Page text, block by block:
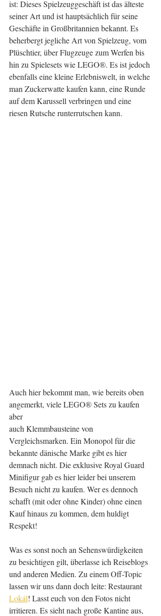
ist: Dieses Spielzeuggeschäft ist das älteste
seiner Art und ist hauptsächlich für seine
Geschäfte in Großbritannien bekannt. Es
beherbergt jegliche Art von Spielzeug, vom
Plüschtier, über Flugzeuge zum Werfen bis
hin zu Spielesets wie LEGO®. Es ist jedoch
ebenfalls eine kleine Erlebniswelt, in welche
man Zuckerwatte kaufen kann, eine Runde
auf dem Karussell verbringen und eine
riesen Rutsche runterrutschen kann.
Auch hier bekommt man, wie bereits oben
angemerkt, viele LEGO® Sets zu kaufen
aber
auch Klemmbausteine von
Vergleichsmarken. Ein Monopol für die
bekannte dänische Marke gibt es hier
demnach nicht. Die exklusive Royal Guard
Minifigur gab es hier leider bei unserem
Besuch nicht zu kaufen. Wer es dennoch
schafft (mit oder ohne Kinder) ohne einen
Kauf hinaus zu kommen, dem huldigt
Respekt!
Was es sonst noch an Sehenswürdigkeiten
zu besichtigen gilt, überlasse ich Reiseblogs
und anderen Medien. Zu einem Off-Topic
lassen wir uns dann doch leite: Restaurant
Lokál! Lasst euch von den Fotos nicht
irritieren. Es sieht nach große Kantine aus,